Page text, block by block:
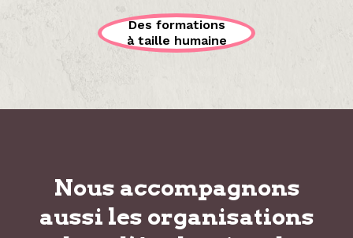
Des formations
à taille humaine
Nous accompagnons
aussi les organisations